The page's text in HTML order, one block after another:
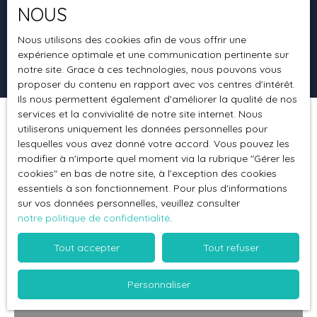
Surface min (m²)
Rechercher
Pertinence
Trier par Créer une alerte
NOUS
Nous utilisons des cookies afin de vous offrir une
expérience optimale et une communication pertinente sur
notre site. Grace à ces technologies, nous pouvons vous
proposer du contenu en rapport avec vos centres d'intérêt.
Ils nous permettent également d'améliorer la qualité de nos
services et la convivialité de notre site internet. Nous
utiliserons uniquement les données personnelles pour
lesquelles vous avez donné votre accord. Vous pouvez les
modifier à n'importe quel moment via la rubrique ″Gérer les
cookies″ en bas de notre site, à l'exception des cookies
essentiels à son fonctionnement. Pour plus d'informations
sur vos données personnelles, veuillez consulter
notre politique de confidentialité.
Tout accepter Tout refuser
Personnaliser